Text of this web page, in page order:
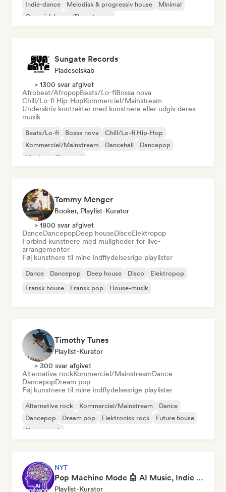
Indie-dance
Melodisk & progressiv house
Minimal
Organisk house/Downtempo
Sungate Records
Pladeselskab
> 1300 svar afgivet
Afrobeat/AfropopBeats/Lo-fiBossa nova
Chill/Lo-fi Hip-HopKommerciel/Mainstream
Underskriv kontrakter med kunstnere eller udgiv deres
musik
Beats/Lo-fi Bossa nova
Chill/Lo-fi Hip-Hop
Kommerciel/Mainstream
Dancehall
Dancepop
Hip-hop
Pop-soul
Tommy Menger
Booker, Playlist-Kurator
> 1800 svar afgivet
DanceDancepopDeep houseDiscoElektropop
Forbind kunstnere med muligheder for live-
arrangementer
Føj kunstnere til mine indflydelsesrige playlister
Dance Dancepop Deep house Disco
Elektropop
Fransk house
Fransk pop House-musik
Timothy Tunes
Playlist-Kurator
> 300 svar afgivet
Alternative rockKommerciel/MainstreamDance
DancepopDream pop
Føj kunstnere til mine indflydelsesrige playlister
Alternative rock Kommerciel/Mainstream
Dance
Dancepop
Dream pop Elektronisk rock
Future house
Garagerock
NYT
Pop Machine Mode 🤖 AI Music, Indie Pop & Dream Pop
Playlist-Kurator